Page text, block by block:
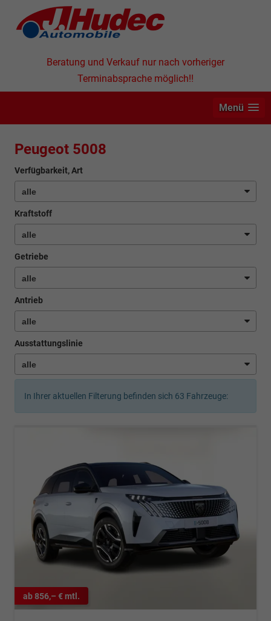
Beratung und Verkauf nur nach vorheriger
Terminabsprache möglich!!
Menü
Peugeot 5008
Verfügbarkeit, Art
Kraftstoff
Getriebe
Antrieb
Ausstattungslinie
In Ihrer aktuellen Filterung befinden sich 63 Fahrzeuge:
ab 856,– € mtl.